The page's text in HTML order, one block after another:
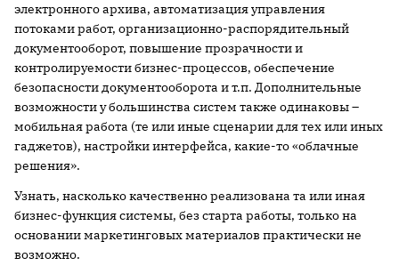
электронного архива, автоматизация управления
потоками работ, организационно-распорядительный
документооборот, повышение прозрачности и
контролируемости бизнес-процессов, обеспечение
безопасности документооборота и т.п. Дополнительные
возможности у большинства систем также одинаковы –
мобильная работа (те или иные сценарии для тех или иных
гаджетов), настройки интерфейса, какие-то «облачные
решения».
Узнать, насколько качественно реализована та или иная
бизнес-функция системы, без старта работы, только на
основании маркетинговых материалов практически не
возможно.